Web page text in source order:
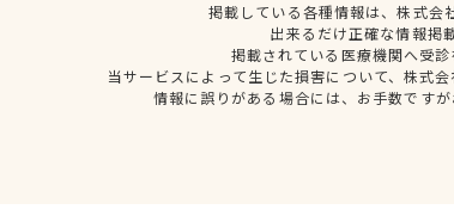
掲載している各種情報は、株式会
出来るだけ正確な情報掲
掲載されている医療機関へ受
当サービスによって生じた損害について、株式
情報に誤りがある場合には、お手数です